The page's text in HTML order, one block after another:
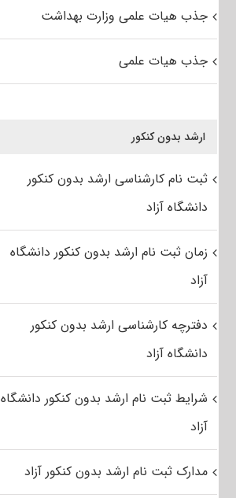
جذب هیات علمی وزارت بهداشت
جذب هیات علمی
ارشد بدون کنکور
ثبت نام کارشناسی ارشد بدون کنکور
دانشگاه آزاد
زمان ثبت نام ارشد بدون کنکور دانشگاه
آزاد
دفترچه کارشناسی ارشد بدون کنکور
دانشگاه آزاد
شرایط ثبت نام ارشد بدون کنکور دانشگاه
آزاد
مدارک ثبت نام ارشد بدون کنکور آزاد